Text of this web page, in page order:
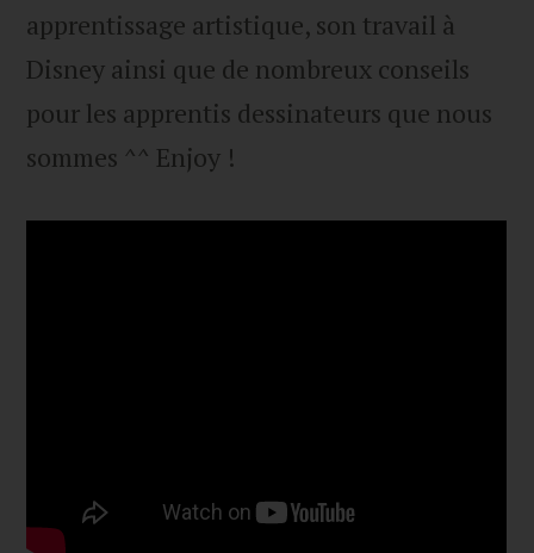
apprentissage artistique, son travail à
Disney ainsi que de nombreux conseils
pour les apprentis dessinateurs que nous
sommes ^^ Enjoy !